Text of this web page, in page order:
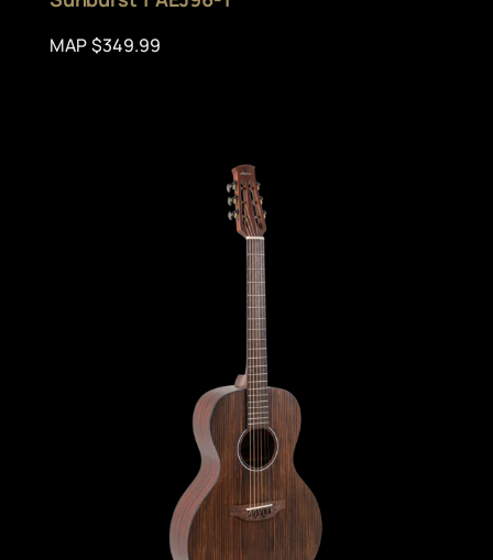
MAP $349.99